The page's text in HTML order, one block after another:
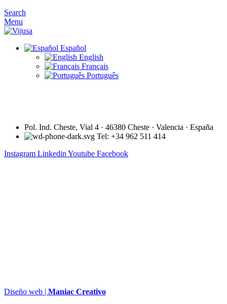
Search
Menu
Español
English
Français
Português
Pol. Ind. Cheste, Vial 4 · 46380 Cheste · Valencia · España
Tel: +34 962 511 414
Instagram Linkedin Youtube Facebook
Diseño web | Maniac Creativo